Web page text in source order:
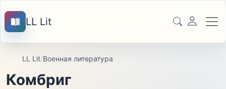
LL Lit
LL Lit/Военная литература
Комбриг